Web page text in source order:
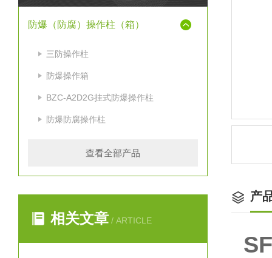
防爆（防腐）操作柱（箱）
三防操作柱
防爆操作箱
BZC-A2D2G挂式防爆操作柱
防爆防腐操作柱
查看全部产品
相关文章 / ARTICLE
产